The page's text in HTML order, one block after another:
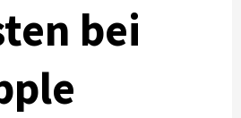
bei